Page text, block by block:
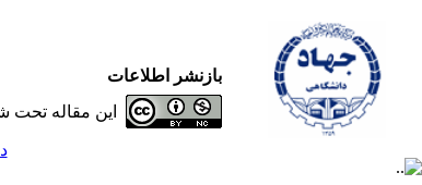
بازنشر اطلاعات
این مقاله تحت